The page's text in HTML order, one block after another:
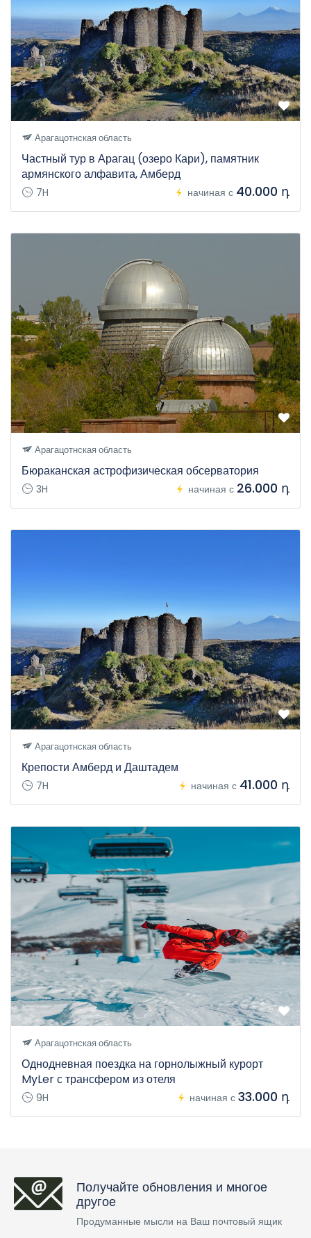
Арагацотнская область
Частный тур в Арагац (озеро Кари), памятник
армянского алфавита, Амберд
7H начиная с 40.000 դ
Арагацотнская область
Бюраканская астрофизическая обсерватория
3H начиная с 26.000 դ
Арагацотнская область
Крепости Амберд и Даштадем
7H начиная с 41.000 դ
Арагацотнская область
Однодневная поездка на горнолыжный курорт
MyLer с трансфером из отеля
9H начиная с 33.000 դ
Получайте обновления и многое
другое
Продуманные мысли на Ваш почтовый ящик